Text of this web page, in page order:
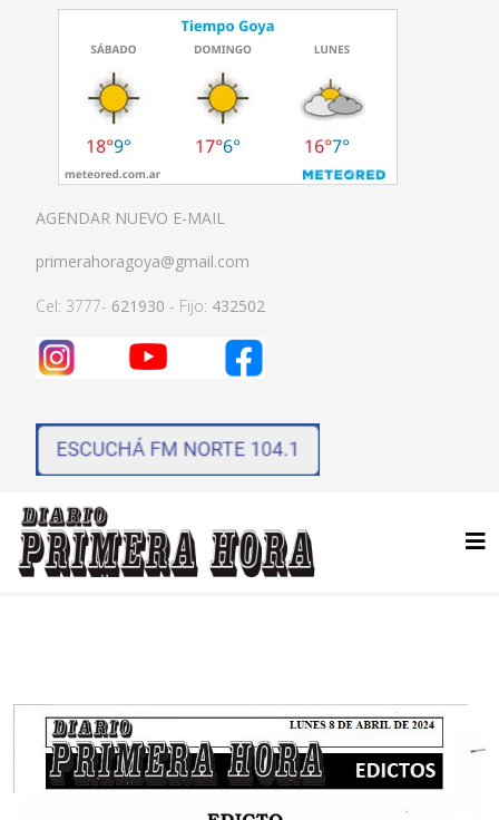
AGENDAR NUEVO E-MAIL
primerahoragoya@gmail.com
Cel: 3777- 621930 - Fijo: 432502